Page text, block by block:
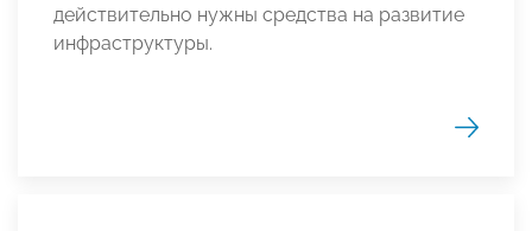
действительно нужны средства на развитие
инфраструктуры.